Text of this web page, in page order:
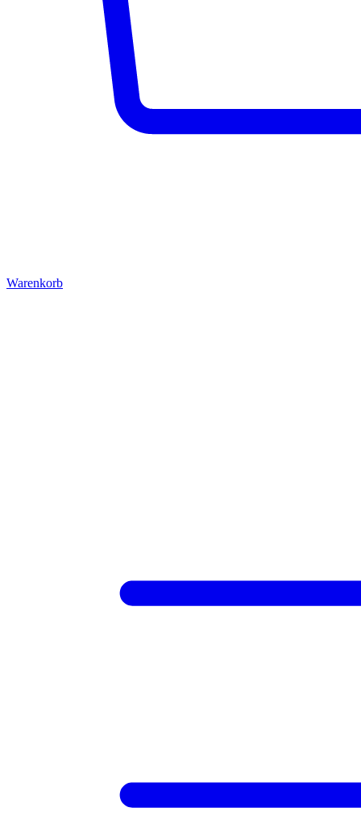
Warenkorb